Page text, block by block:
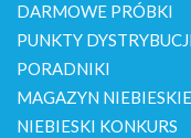
DARMOWE PRÓBKI
PUNKTY
PORADNIKI
MAGAZYN
NIEBIESKI KONKURS